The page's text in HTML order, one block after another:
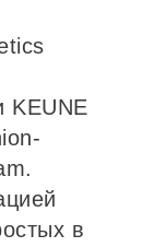
KEUNE
в